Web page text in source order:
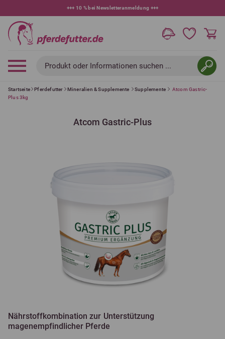
+++ 10 % bei Newsletteranmeldung +++
Produkt oder Informationen suchen ...
Startseite Pferdefutter Mineralien & Supplemente Supplemente
Atcom Gastric-
Plus 3kg
Atcom Gastric-Plus
Nährstoffkombination zur Unterstützung
magenempfindlicher Pferde